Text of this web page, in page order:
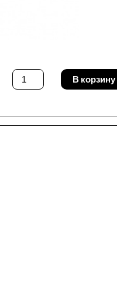
Количество
товара
Перчатки
20
В корзину